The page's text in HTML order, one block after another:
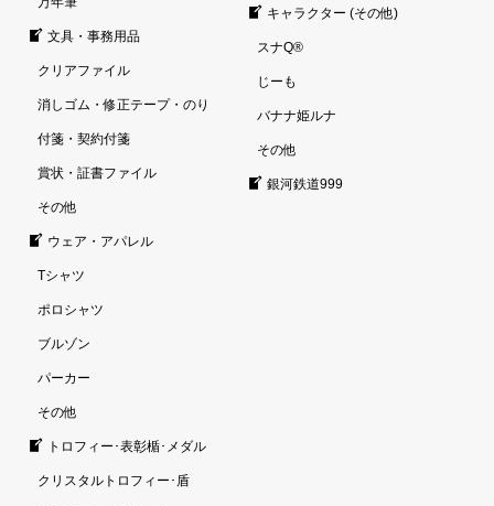
文具・事務用品
クリアファイル
消しゴム・修正テープ・のり
付箋・契約付箋
賞状・証書ファイル
その他
ウェア・アパレル
Tシャツ
ポロシャツ
ブルゾン
パーカー
その他
トロフィー･表彰楯･メダル
クリスタルトロフィー･盾
キャラクター (その他)
スナQ®
じーも
バナナ姫ルナ
その他
銀河鉄道999